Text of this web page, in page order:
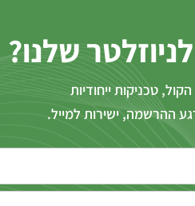
שלנו?
טכניקות ייחודיות
ההרשמה, ישירות למייל.